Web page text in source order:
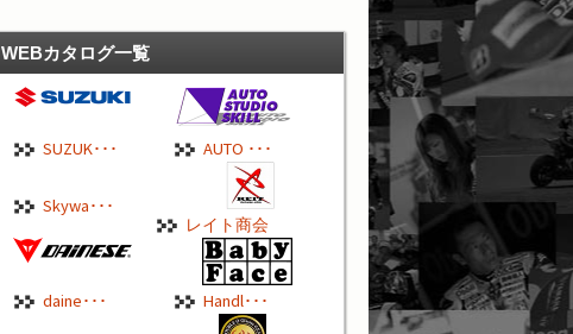
WEBカタログ一覧
SUZUK･･･ AUTO ･･･
Skywa･･･
レイト商会
daine･･･ Handl･･･